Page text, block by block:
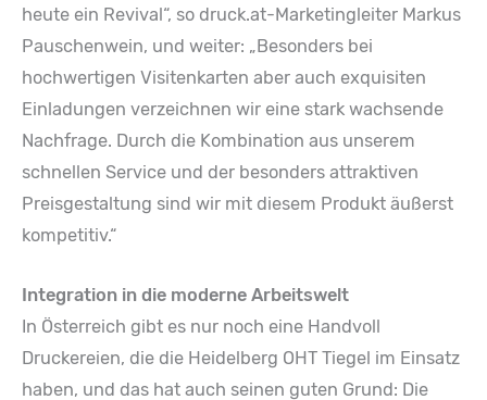
heute ein Revival“, so druck.at-Marketingleiter Markus
Pauschenwein, und weiter: „Besonders bei
hochwertigen Visitenkarten aber auch exquisiten
Einladungen verzeichnen wir eine stark wachsende
Nachfrage. Durch die Kombination aus unserem
schnellen Service und der besonders attraktiven
Preisgestaltung sind wir mit diesem Produkt äußerst
kompetitiv.“
Integration in die moderne Arbeitswelt
In Österreich gibt es nur noch eine Handvoll
Druckereien, die die Heidelberg OHT Tiegel im Einsatz
haben, und das hat auch seinen guten Grund: Die